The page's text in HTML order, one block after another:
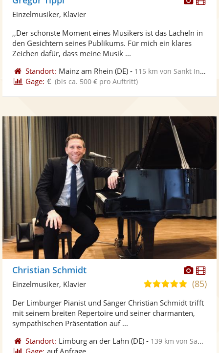
Fotos
Einzelmusiker, Klavier
,,Der schönste Moment eines Musikers ist das Lächeln in
den Gesichtern seines Publikums. Für mich ein klares
Zeichen dafür, dass meine Musik ...
Standort: Mainz am Rhein (DE) - 115 km von Sankt Ingbert
Gage: € (bis ca. 500 € pro Auftritt)
Fotos
Christian Schmidt
5,0
5
Sternen
(85)
Einzelmusiker, Klavier
Der Limburger Pianist und Sänger Christian Schmidt trifft
mit seinem breiten Repertoire und seiner charmanten,
sympathischen Präsentation auf ...
Standort: Limburg an der Lahn (DE) - 139 km von Sankt Ingbert
Gage: auf Anfrage